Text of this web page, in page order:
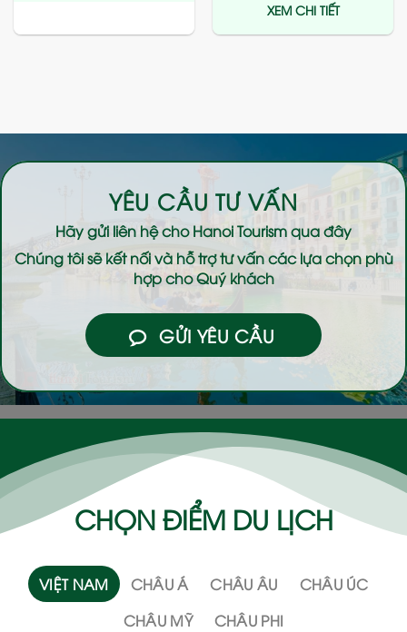
XEM CHI TIẾT
YÊU CẦU TƯ VẤN
Hãy gửi liên hệ choHanoi Tourismqua đây
Chúng tôi sẽ kết nối và hỗ trợ tư vấn các lựa chọn phù
hợp cho Quý khách
GỬI YÊU CẦU
CHỌN ĐIỂM DU LỊCH
VIỆT NAM CHÂU Á CHÂU ÂU
CHÂU ÚC
CHÂU MỸ
CHÂU PHI